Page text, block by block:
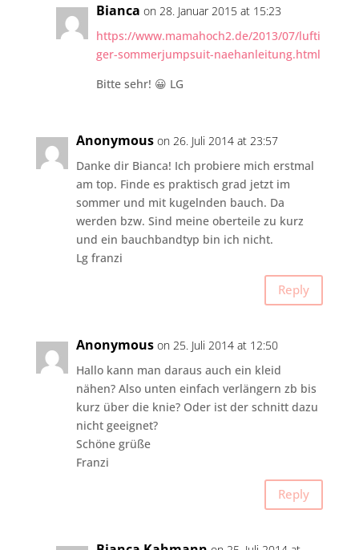
Bianca on 28. Januar 2015 at 15:23
https://www.mamahoch2.de/2013/07/lufti
ger-sommerjumpsuit-naehanleitung.html
Bitte sehr! 😀 LG
Anonymous on 26. Juli 2014 at 23:57
Danke dir Bianca! Ich probiere mich erstmal
am top. Finde es praktisch grad jetzt im
sommer und mit kugelnden bauch. Da
werden bzw. Sind meine oberteile zu kurz
und ein bauchbandtyp bin ich nicht.
Lg franzi
Reply
Anonymous on 25. Juli 2014 at 12:50
Hallo kann man daraus auch ein kleid
nähen? Also unten einfach verlängern zb bis
kurz über die knie? Oder ist der schnitt dazu
nicht geeignet?
Schöne grüße
Franzi
Reply